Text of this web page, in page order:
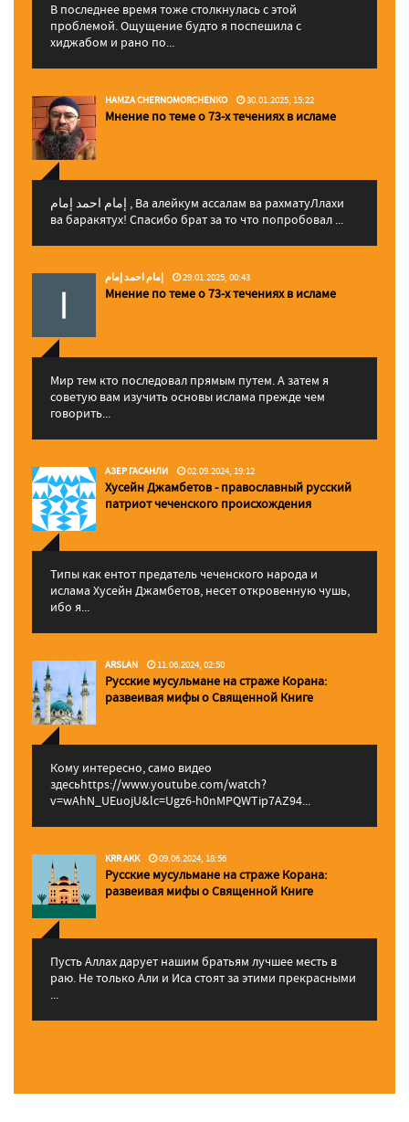
В последнее время тоже столкнулась с этой
проблемой. Ощущение будто я поспешила с
хиджабом и рано по...
HAMZA CHERNOMORCHENKO 30.01.2025, 15:22
Мнение по теме о 73-х течениях в исламе
إمام احمد إمام , Ва алейкум ассалам ва рахматуЛлахи
ва баракятух! Спасибо брат за то что попробовал ...
إمام احمد إمام 29.01.2025, 00:43
Мнение по теме о 73-х течениях в исламе
Мир тем кто последовал прямым путем. А затем я
советую вам изучить основы ислама прежде чем
говорить...
АЗЕР ГАСАНЛИ 02.09.2024, 19:12
Хусейн Джамбетов - православный русский
патриот чеченского происхождения
Типы как ентот предатель чеченского народа и
ислама Хусейн Джамбетов, несет откровенную чушь,
ибо я...
ARSLAN 11.06.2024, 02:50
Русские мусульмане на страже Корана:
pазвеивая мифы о Священной Книге
Кому интересно, само видео
здесьhttps://www.youtube.com/watch?
v=wAhN_UEuojU&lc=Ugz6-h0nMPQWTip7AZ94...
KRR AKK 09.06.2024, 18:56
Русские мусульмане на страже Корана:
pазвеивая мифы о Священной Книге
Пусть Аллах дарует нашим братьям лучшее месть в
раю. Не только Али и Иса стоят за этими прекрасными
...